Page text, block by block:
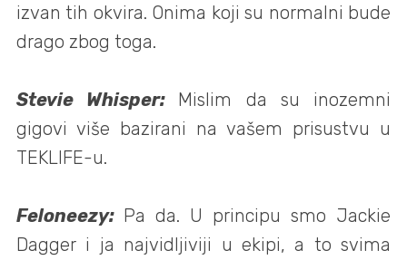
izvan tih okvira. Onima koji su normalni bude
drago zbog toga.
Stevie Whisper: Mislim da su inozemni
gigovi više bazirani na vašem prisustvu u
TEKLIFE-u.
Feloneezy: Pa da. U principu smo Jackie
Dagger i ja najvidljiviji u ekipi, a to svima